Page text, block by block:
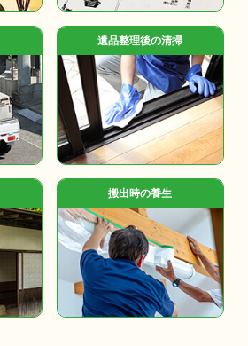
遺品整理後の清掃
搬出時の養生